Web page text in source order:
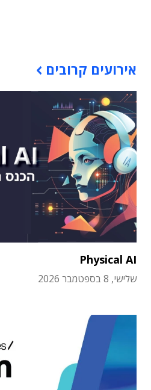
אירועים קרובים
Physical AI
שלישי, 8 בספטמבר 2026